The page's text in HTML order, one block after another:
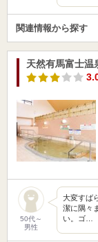
関連情報から探す
天然有馬富士温
50代～
男性
大変すば
潔に隅々
い。ゴ…